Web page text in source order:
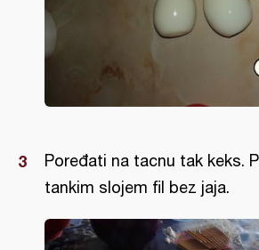
Poređati na tacnu tak keks.
tankim slojem fil bez jaja.